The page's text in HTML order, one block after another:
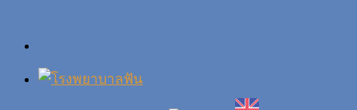
content